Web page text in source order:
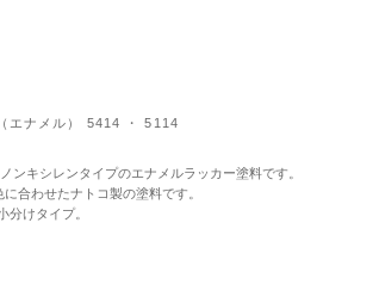
エナメル） 5414 ・ 5114
ンキシレンタイプのエナメルラッカー塗料です。
合わせたナトコ製の塗料です。
分けタイプ。